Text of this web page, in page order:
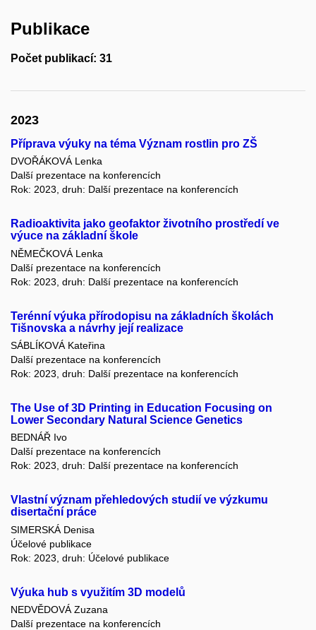
Publikace
Počet publikací: 31
2023
Příprava výuky na téma Význam rostlin pro ZŠ
DVOŘÁKOVÁ Lenka
Další prezentace na konferencích
Rok: 2023, druh: Další prezentace na konferencích
Radioaktivita jako geofaktor životního prostředí ve
výuce na základní škole
NĚMEČKOVÁ Lenka
Další prezentace na konferencích
Rok: 2023, druh: Další prezentace na konferencích
Terénní výuka přírodopisu na základních školách
Tišnovska a návrhy její realizace
SÁBLÍKOVÁ Kateřina
Další prezentace na konferencích
Rok: 2023, druh: Další prezentace na konferencích
The Use of 3D Printing in Education Focusing on
Lower Secondary Natural Science Genetics
BEDNÁŘ Ivo
Další prezentace na konferencích
Rok: 2023, druh: Další prezentace na konferencích
Vlastní význam přehledových studií ve výzkumu
disertační práce
SIMERSKÁ Denisa
Účelové publikace
Rok: 2023, druh: Účelové publikace
Výuka hub s využitím 3D modelů
NEDVĚDOVÁ Zuzana
Další prezentace na konferencích